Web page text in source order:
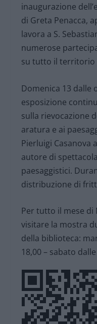
inaugurazione
di Greta Penacca,
lavora a S.
numerose
su tutto il territorio
Domenica 13 dalle
esposizione
sulla rievocazione
aratura e ai
Pierluigi Casanova
autore di
paesaggistici.
distribuzione di
Per tutto il mese di
visitare la mostra
della biblioteca:
18,00 – sabato